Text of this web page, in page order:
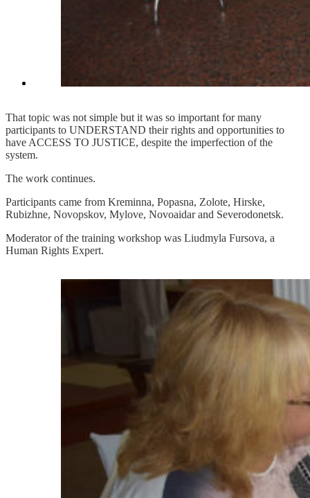
That topic was not simple but it was so important for many
participants to UNDERSTAND their rights and opportunities to
have ACCESS TO JUSTICE, despite the imperfection of the
system.
The work continues.
Participants came from Kreminna, Popasna, Zolote, Hirske,
Rubizhne, Novopskov, Mylove, Novoaidar and Severodonetsk.
Moderator of the training workshop was Liudmyla Fursova, a
Human Rights Expert.